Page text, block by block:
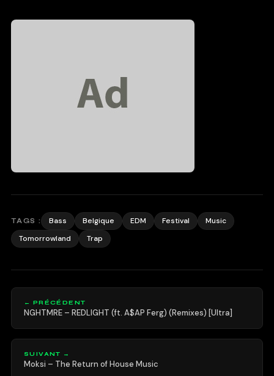
TAGS : Bass Belgique EDM Festival
Music
Tomorrowland
Trap
← PRÉCÉDENT
NGHTMRE – REDLIGHT (ft. A$AP Ferg) (Remixes) [Ultra]
SUIVANT →
Moksi – The Return of House Music